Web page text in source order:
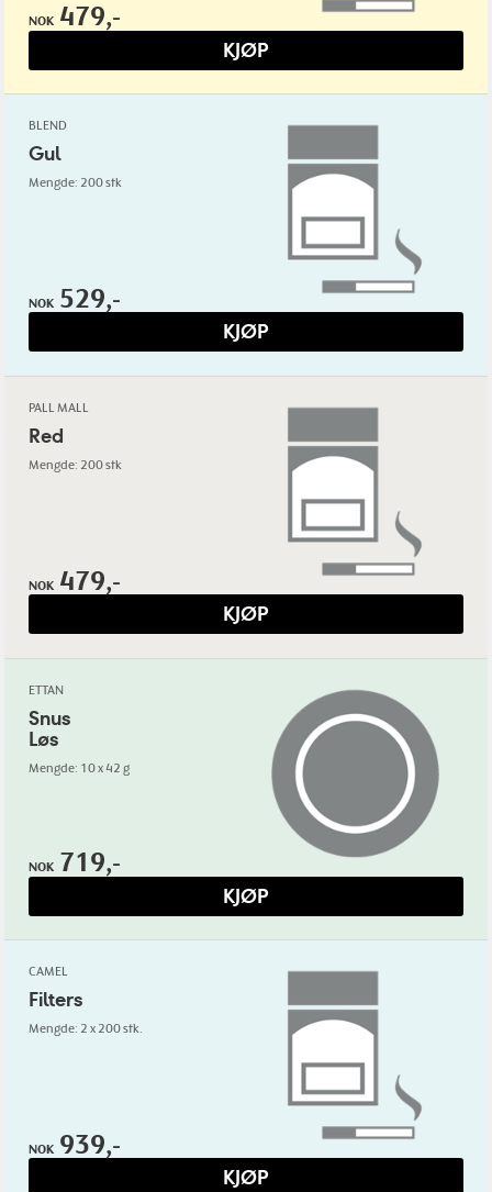
NOK 479,-
KJØP
BLEND
Gul
Mengde: 200 stk
NOK 529,-
KJØP
PALL MALL
Red
Mengde: 200 stk
NOK 479,-
KJØP
ETTAN
Snus
Løs
Mengde: 10 x 42 g
NOK 719,-
KJØP
CAMEL
Filters
Mengde: 2 x 200 stk.
NOK 939,-
KJØP